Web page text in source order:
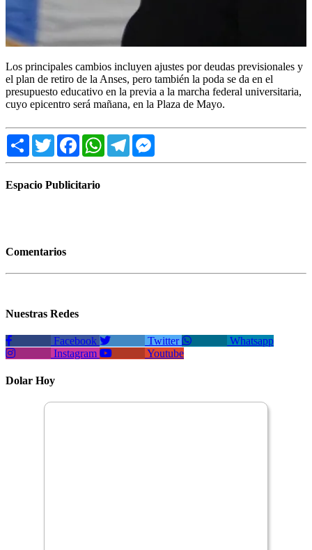
Los principales cambios incluyen ajustes por deudas previsionales y
el plan de retiro de la Anses, pero también la poda se da en el
presupuesto educativo en la previa a la marcha federal universitaria,
cuyo epicentro será mañana, en la Plaza de Mayo.
Share TwitterFacebookWhatsApp
Telegram
Espacio Publicitario
Comentarios
Nuestras Redes
Facebook Twitter
Whatsapp
Instagram
Youtube
Dolar Hoy